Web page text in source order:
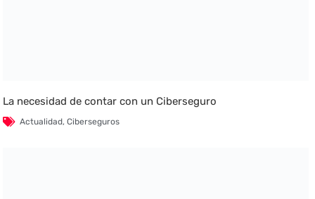
La necesidad de contar con un Ciberseguro
Actualidad,Ciberseguros